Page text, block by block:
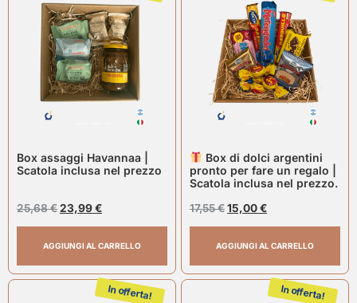
Box assaggi Havannaa |
Scatola inclusa nel prezzo
25,68€23,99€
AGGIUNGI AL CARRELLO
Box di dolci argentini
pronto per fare un regalo |
Scatola inclusa nel prezzo.
17,55€15,00€
AGGIUNGI AL CARRELLO
In offerta! In offerta!